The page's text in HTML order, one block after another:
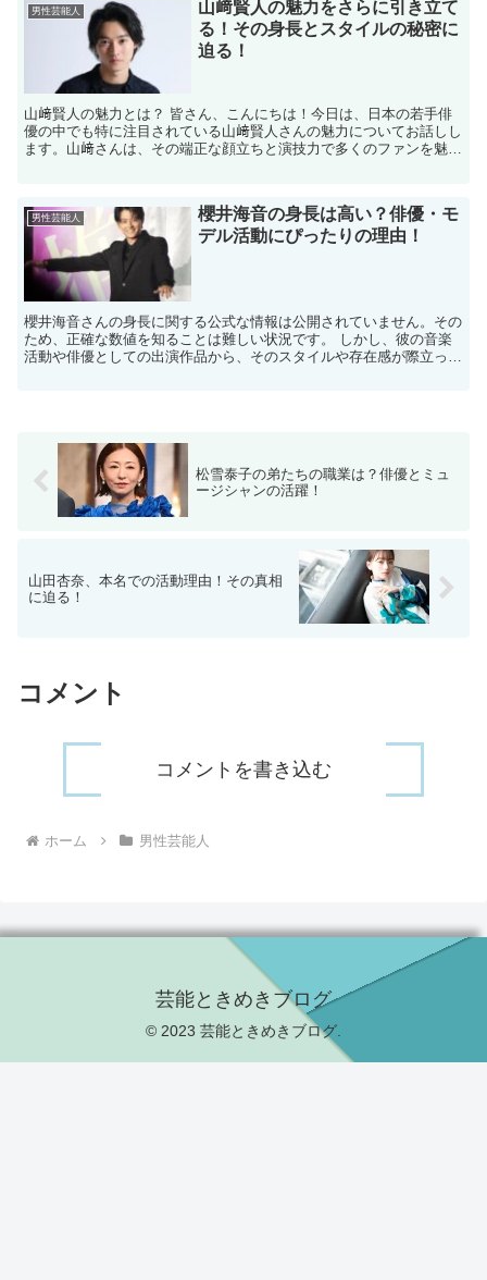
男性芸能人
山﨑賢人の魅力をさらに引き立て
る！その身長とスタイルの秘密に
迫る！
山﨑賢人の魅力とは？ 皆さん、こんにちは！今日は、日本の若手俳
優の中でも特に注目されている山﨑賢人さんの魅力についてお話しし
ます。山﨑さんは、その端正な顔立ちと演技力で多くのファンを魅了
男性芸能人
櫻井海音の身長は高い？俳優・モ
デル活動にぴったりの理由！
櫻井海音さんの身長に関する公式な情報は公開されていません。​その
ため、正確な数値を知ることは難しい状況です。​ しかし、彼の音楽
活動や俳優としての出演作品から、そのスタイルや存在感が際立って
松雪泰子の弟たちの職業は？俳優とミュ
ージシャンの活躍！
山田杏奈、本名での活動理由！その真相
に迫る！
コメント
コメントを書き込む
ホーム 男性芸能人
芸能ときめきブログ
© 2023 芸能ときめきブログ.